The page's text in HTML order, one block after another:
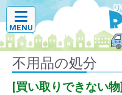
MENU
不用品の処分
[買い取りできない物]